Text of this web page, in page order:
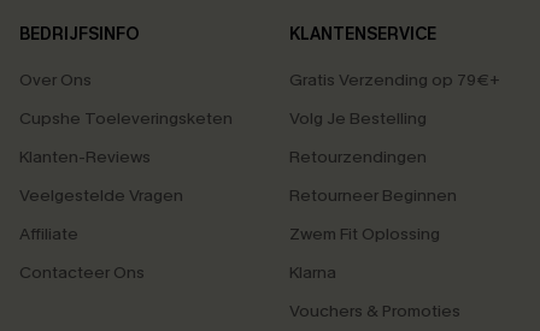
BEDRIJFSINFO
Over Ons
Cupshe Toeleveringsketen
Klanten-Reviews
Veelgestelde Vragen
Affiliate
Contacteer Ons
KLANTENSERVICE
Gratis Verzending op 79€+
Volg Je Bestelling
Retourzendingen
Retourneer Beginnen
Zwem Fit Oplossing
Klarna
Vouchers & Promoties